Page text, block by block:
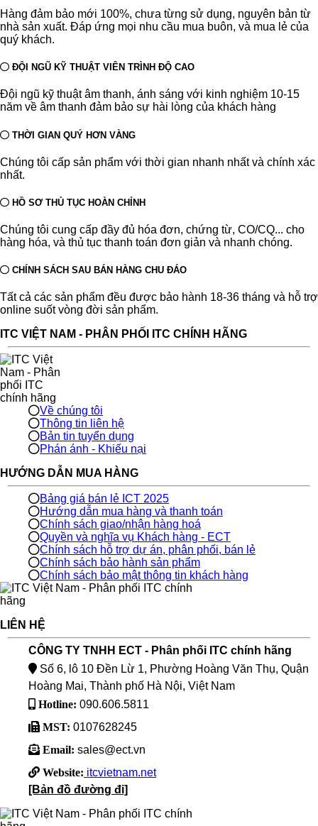
Hàng đảm bảo mới 100%, chưa từng sử dụng, nguyên bản từ
nhà sản xuất. Đáp ứng mọi nhu cầu mua buôn, và mua lẻ của
quý khách.
ĐỘI NGŨ KỸ THUẬT VIÊN TRÌNH ĐỘ CAO
Đội ngũ kỹ thuật âm thanh, ánh sáng với kinh nghiệm 10-15
năm về âm thanh đảm bảo sự hài lòng của khách hàng
THỜI GIAN QUÝ HƠN VÀNG
Chúng tôi cấp sản phẩm với thời gian nhanh nhất và chính xác
nhất.
HỒ SƠ THỦ TỤC HOÀN CHỈNH
Chúng tôi cung cấp đầy đủ hóa đơn, chứng từ, CO/CQ... cho
hàng hóa, và thủ tục thanh toán đơn giản và nhanh chóng.
CHÍNH SÁCH SAU BÁN HÀNG CHU ĐÁO
Tất cả các sản phẩm đều được bảo hành 18-36 tháng và hỗ trợ
online suốt vòng đời sản phẩm.
ITC VIỆT NAM - PHÂN PHỐI ITC CHÍNH HÃNG
Về chúng tôi
Thông tin liên hệ
Bản tin tuyển dụng
Phán ánh - Khiếu nại
HƯỚNG DẪN MUA HÀNG
Bảng giá bán lẻ ICT 2025
Hướng dẫn mua hàng và thanh toán
Chính sách giao/nhận hàng hoá
Quyền và nghĩa vụ Khách hàng - ECT
Chính sách hỗ trợ dự án, phân phối, bán lẻ
Chính sách bảo hành sản phẩm
Chính sách bảo mật thông tin khách hàng
LIÊN HỆ
CÔNG TY TNHH ECT - Phân phối ITC chính hãng
Số 6, lô 10 Đền Lừ 1, Phường Hoàng Văn Thụ, Quận
Hoàng Mai, Thành phố Hà Nội, Việt Nam
Hotline: 090.606.5811
MST: 0107628245
Email: sales@ect.vn
Website: itcvietnam.net
[Bản đồ đường đi]